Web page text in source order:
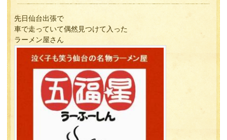
先日仙台出張で
車で走っていて偶然見つけて入った
ラーメン屋さん